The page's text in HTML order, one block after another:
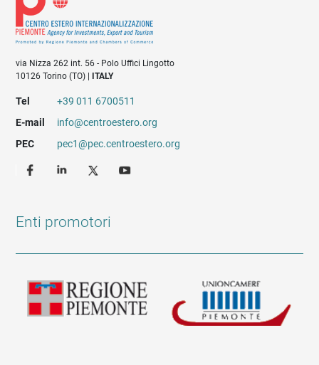
via Nizza 262 int. 56 - Polo Uffici Lingotto
10126 Torino (TO) |
ITALY
Tel
+39 011 6700511
E-mail
info@centroestero.org
PEC
pec1@pec.centroestero.org
Enti promotori